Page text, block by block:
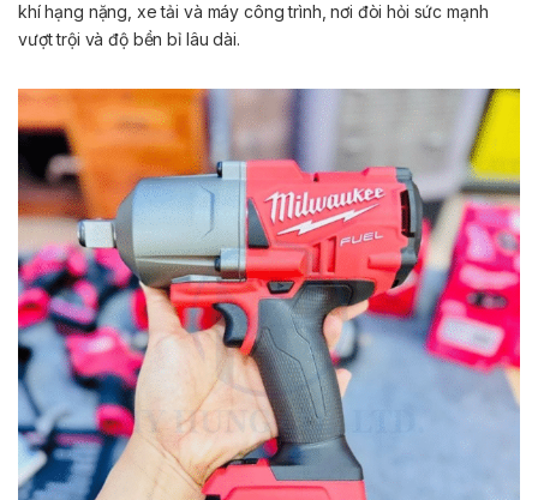
khí hạng nặng, xe tải và máy công trình, nơi đòi hỏi sức mạnh
vượt trội và độ bền bỉ lâu dài.